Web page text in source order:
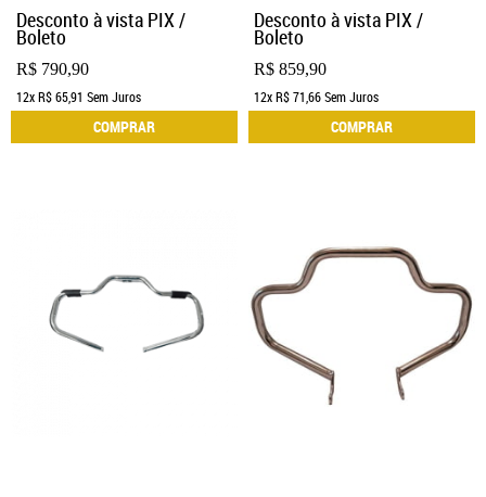
R$ 790,90
Desconto à vista PIX /
Boleto
12xR$ 65,91 Sem Juros
COMPRAR
R$ 859,90
Desconto à vista PIX /
Boleto
12xR$ 71,66Sem Juros
COMPRAR